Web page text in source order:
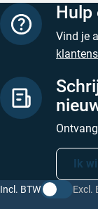
Hulp
Vind je
Ik
Incl. BTW Excl.